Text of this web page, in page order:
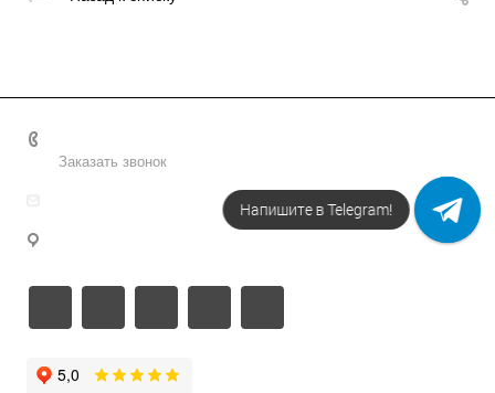
Заказать звонок
info@metodsmirnova.ru Напишите в Telegram!